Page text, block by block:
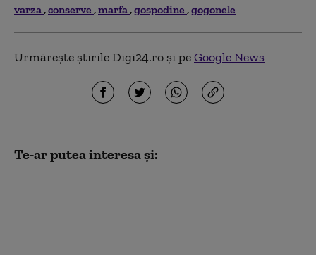
varza conserve marfa gospodine gogonele
Urmărește știrile Digi24.ro și peGoogle News
Te-ar putea interesa și: